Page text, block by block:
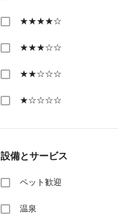
★★★★☆
★★★☆☆
★★☆☆☆
★☆☆☆☆
設備とサービス
ペット歓迎
温泉